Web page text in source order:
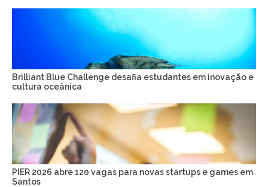
Brilliant Blue Challenge desafia estudantes em inovação e
cultura oceânica
PIER 2026 abre 120 vagas para novas startups e games em
Santos